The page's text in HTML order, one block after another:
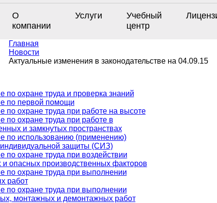
О
компании
Услуги
Учебный
центр
Главная
Новости
Актуальные изменения в законодательстве на 04.09.15
по охране труда и проверка знаний
по первой помощи
по охране труда при работе на высоте
по охране труда при работе в
и замкнутых пространствах
по использованию (применению)
индивидуальной защиты (СИЗ)
по охране труда при воздействии
опасных производственных факторов
по охране труда при выполнении
работ
по охране труда при выполнении
монтажных и демонтажных работ